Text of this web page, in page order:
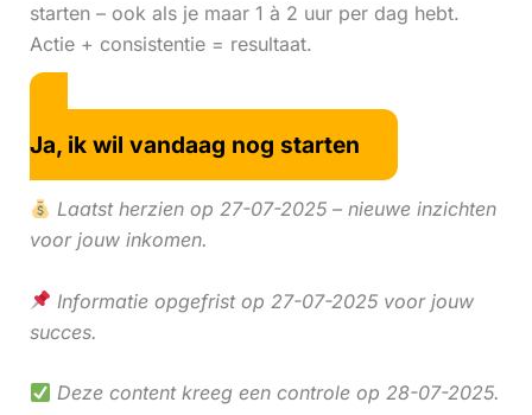
starten – ook als je maar 1 à 2 uur per dag hebt.
Actie + consistentie = resultaat.
Ja, ik wil vandaag nog starten
Laatst herzien op 27-07-2025 – nieuwe inzichten
voor jouw inkomen.
Informatie opgefrist op 27-07-2025 voor jouw
succes.
Deze content kreeg een controle op 28-07-2025.